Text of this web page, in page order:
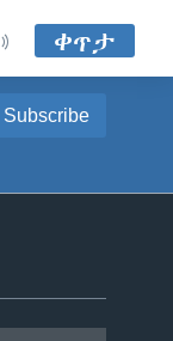
ቀጥታ
Subscribe